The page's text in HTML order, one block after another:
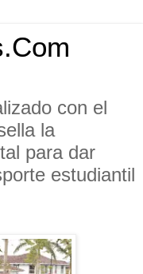
con el
la
para dar
estudiantil